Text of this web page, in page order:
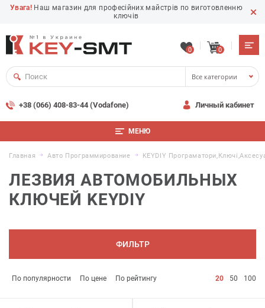
Увага! Наш магазин для професійних майстрів по виготовленню
ключів
0 0
Все категории
+38 (066) 408-83-44 (Vodafone) Личный кабинет
МЕНЮ
Главная Авто Программирование KEYDIY
ЛЕЗВИЯ АВТОМОБИЛЬНЫХ
КЛЮЧЕЙ KEYDIY
ФИЛЬТР
По популярности По цене По рейтингу 20 50 100